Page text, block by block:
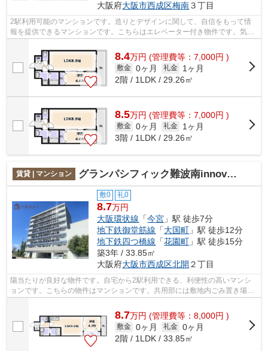
大阪府大阪市西成区梅南３丁目
2駅利用可能のマンションです。造りとデザインに関して、自信をもって情
報を提供できるマンションです。こちらはエレベーター付き物件です。気に
8.4万円 (管理費等：7,000円 )
敷金 0ヶ月 礼金
1ヶ月
2階 / 1LDK / 29.26㎡
8.5万円 (管理費等：7,000円 )
敷金 0ヶ月 礼金
1ヶ月
3階 / 1LDK / 29.26㎡
賃貸 | マンション グランパシフィック難波南innovation
敷0 礼0
8.7万円
大阪環状線 「今宮 」駅 徒歩7分
地下鉄御堂筋線 「大国町 」駅 徒歩12分
地下鉄四つ橋線 「花園町 」駅 徒歩15分
築3年 / 33.85㎡
大阪府大阪市西成区北開 ２丁目
陽当たりが良好な物件です。自宅から2駅利用できる、利便性の高いマンシ
ョンです。こちらの物件はマンションです。共用部には敷地内ごみ置き場・
8.7万円 (管理費等：8,000円 )
敷金 0ヶ月 礼金 0ヶ月
2階 / 1LDK / 33.85㎡